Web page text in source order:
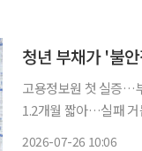
청년 부채가 '불
고용정보원 첫 실증…
1.2개월 짧아…실패
2026-07-26 10:06